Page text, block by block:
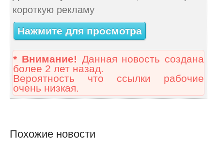
короткую рекламу
Нажмите для просмотра
* Внимание! Данная новость создана
более 2 лет назад.
Вероятность что ссылки рабочие
очень низкая.
Похожие новости